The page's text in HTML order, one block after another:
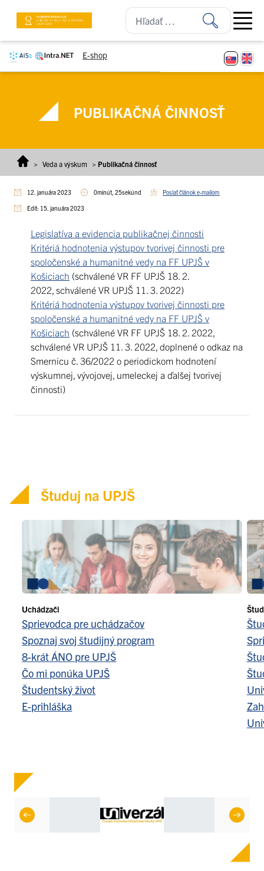
E-shop
Open
PUBLIKAČNÁ ČINNOSŤ
> Veda a výskum > Publikačná činnosť
12. januára 2023 0minút, 25sekúnd Poslať článok e-mailom
Edit: 15. januára 2023
Legislatíva a evidencia publikačnej činnosti
Kritériá hodnotenia výstupov tvorivej činnosti pre
spoločenské a humanitné vedy na FF UPJŠ v
Košiciach (schválené VR FF UPJŠ 18. 2.
2022, schválené VR UPJŠ 11. 3. 2022)
Kritériá hodnotenia výstupov tvorivej činnosti pre
spoločenské a humanitné vedy na FF UPJŠ v
Košiciach (schválené VR FF UPJŠ 18. 2. 2022,
schválené VR UPJŠ 11. 3. 2022, doplnené o odkaz na
Smernicu č. 36/2022 o periodickom hodnotení
výskumnej, vývojovej, umeleckej a ďalšej tvorivej
činnosti)
Študuj na UPJŠ
Uchádzači
Sprievodca pre uchádzačov
Spoznaj svoj študijný program
8-krát ÁNO pre UPJŠ
Čo mi ponúka UPJŠ
Študentský život
E-prihláška